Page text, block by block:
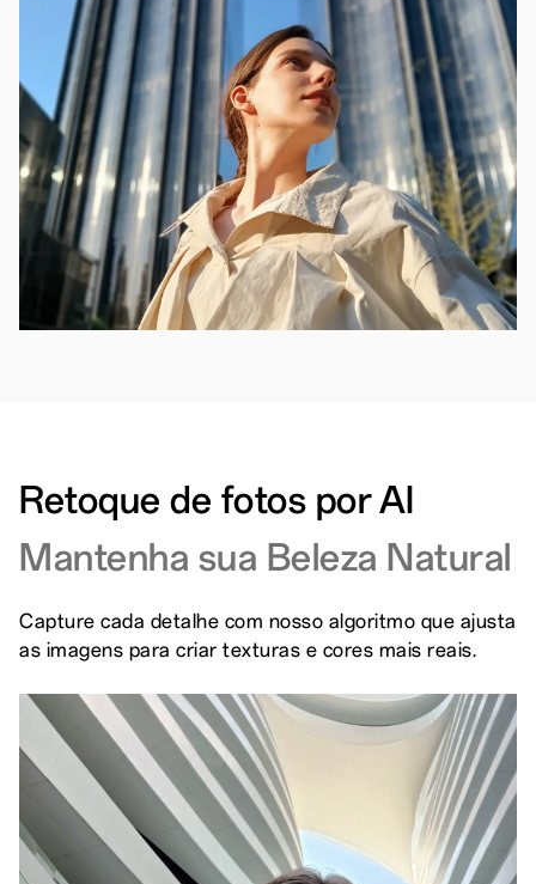
Retoque de fotos por AI
Mantenha sua Beleza Natural
Capture cada detalhe com nosso algoritmo que ajusta
as imagens para criar texturas e cores mais reais.